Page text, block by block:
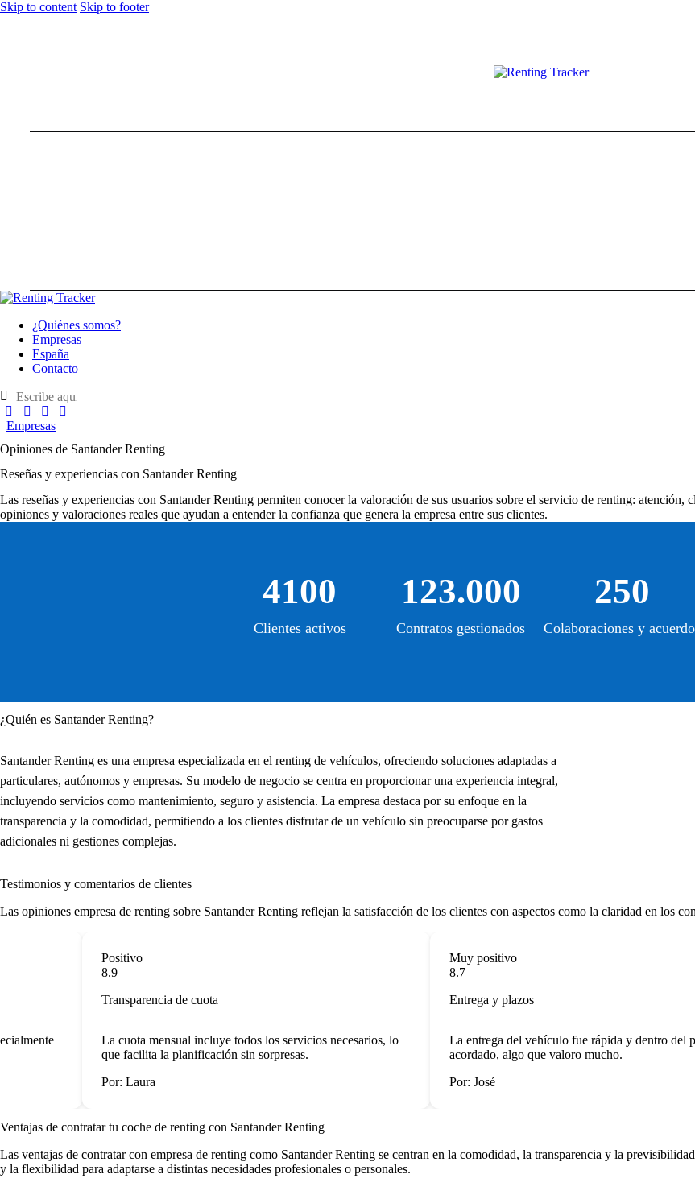
Skip to content Skip to footer
¿Quiénes somos?
Empresas
España
Contacto
Empresas
Opiniones de Santander Renting
Reseñas y experiencias con Santander Renting
Las reseñas y experiencias con Santander Renting permiten conocer la valoración de sus usuarios sobre el servicio de renting:
opiniones y valoraciones reales que ayudan a entender la confianza que genera la empresa entre sus clientes.
4100
Clientes activos
123.000
Contratos gestionados
250
Colaboraciones y
¿Quién es Santander Renting?
Santander Renting es una empresa especializada en el renting de vehículos, ofreciendo soluciones adaptadas a
particulares, autónomos y empresas. Su modelo de negocio se centra en proporcionar una experiencia integral,
incluyendo servicios como mantenimiento, seguro y asistencia. La empresa destaca por su enfoque en la
transparencia y la comodidad, permitiendo a los clientes disfrutar de un vehículo sin preocuparse por gastos
adicionales ni gestiones complejas.
Testimonios y comentarios de clientes
Las opiniones empresa de renting sobre Santander Renting reflejan la satisfacción de los clientes con aspectos como la claridad en los
Positivo
8.9
Transparencia de cuota
La cuota mensual incluye todos los servicios necesarios, lo
que facilita la planificación sin sorpresas.
Por: Laura
Muy positivo
8.7
Entrega y plazos
La entrega del vehículo fue rápida y dentro del
acordado, algo que valoro mucho.
Por: José
Ventajas de contratar tu coche de renting con Santander Renting
Las ventajas de contratar con empresa de renting como Santander Renting se centran en la comodidad, la transparencia y la
y la flexibilidad para adaptarse a distintas necesidades profesionales o personales.